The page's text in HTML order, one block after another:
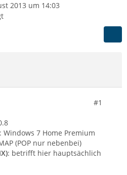
2013 um 14:03
#1
: Windows 7 Home Premium
(POP nur nebenbei)
: betrifft hier hauptsächlich